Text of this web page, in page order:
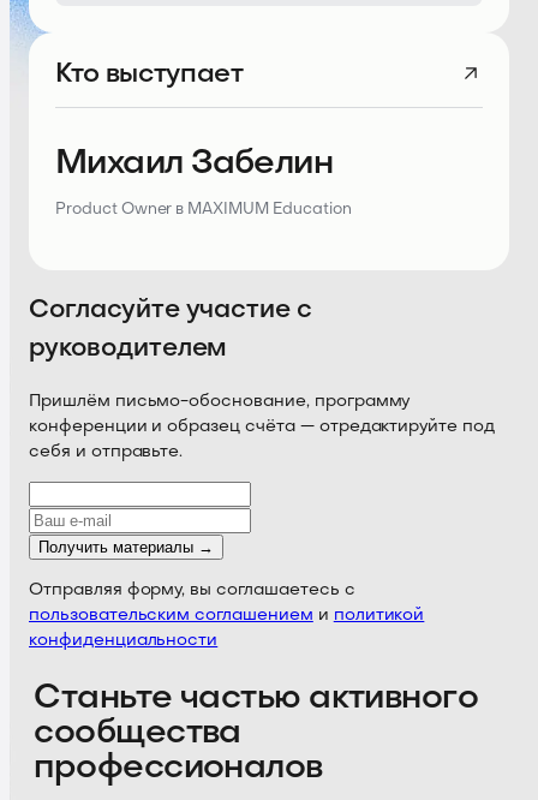
Кто выступает
Михаил Забелин
Product Owner в MAXIMUM Education
Согласуйте участие с
руководителем
Пришлём письмо-обоснование, программу
конференции и образец счёта — отредактируйте под
себя и отправьте.
Получить материалы →
Отправляя форму, вы соглашаетесь с
пользовательским соглашением и политикой
конфиденциальности
Станьте частью активного
сообщества
профессионалов